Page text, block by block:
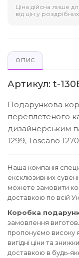
Ціна дійсна лише
від цін у
ОПИС
Артикул: t-
Подарункова
переплетеного
дизайнерським
1299, Toscano 1270
Наша компанія
ексклюзивних
можете замовити
доставкою по всій
Коробка
замовлення
пропонуємо високу
вигідні ціни та
доставкою в будь-